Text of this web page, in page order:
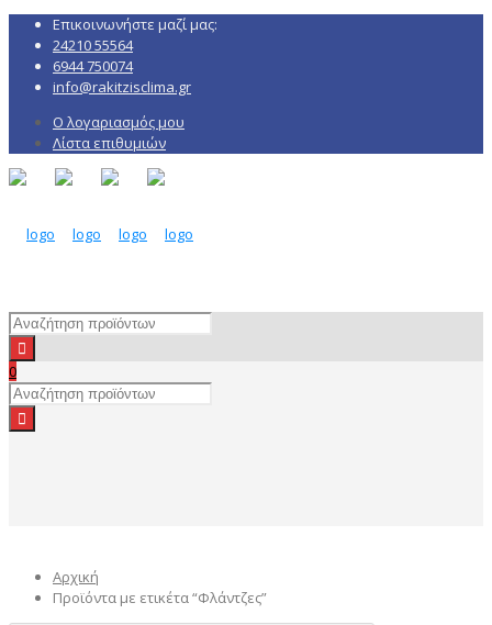
Επικοινωνήστε μαζί μας:
24210 55564
6944 750074
info@rakitzisclima.gr
Ο λογαριασμός μου
Λίστα επιθυμιών
0
Αρχική
Προϊόντα με ετικέτα “Φλάντζες”